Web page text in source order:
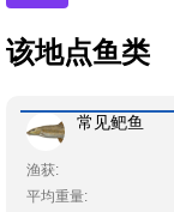
该地点鱼类
常见鲃鱼
渔获:
平均重量: